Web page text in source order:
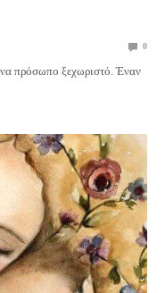
0
πρόσωπο ξεχωριστό. Έναν